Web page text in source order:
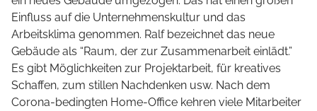
Einfluss auf die Unternehmenskultur und das
Arbeitsklima genommen. Ralf bezeichnet das neue
Gebäude als “Raum, der zur Zusammenarbeit einlädt.”
Es gibt Möglichkeiten zur Projektarbeit, für kreatives
Schaffen, zum stillen Nachdenken usw. Nach dem
Corona-bedingten Home-Office kehren viele Mitarbeiter